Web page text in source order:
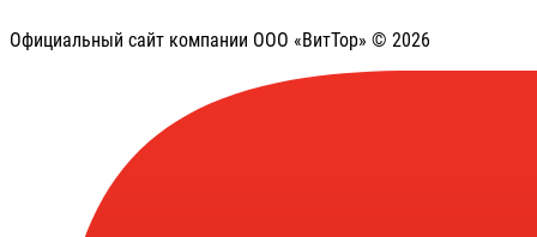
Официальный сайт компании ООО «ВитТор» © 2026